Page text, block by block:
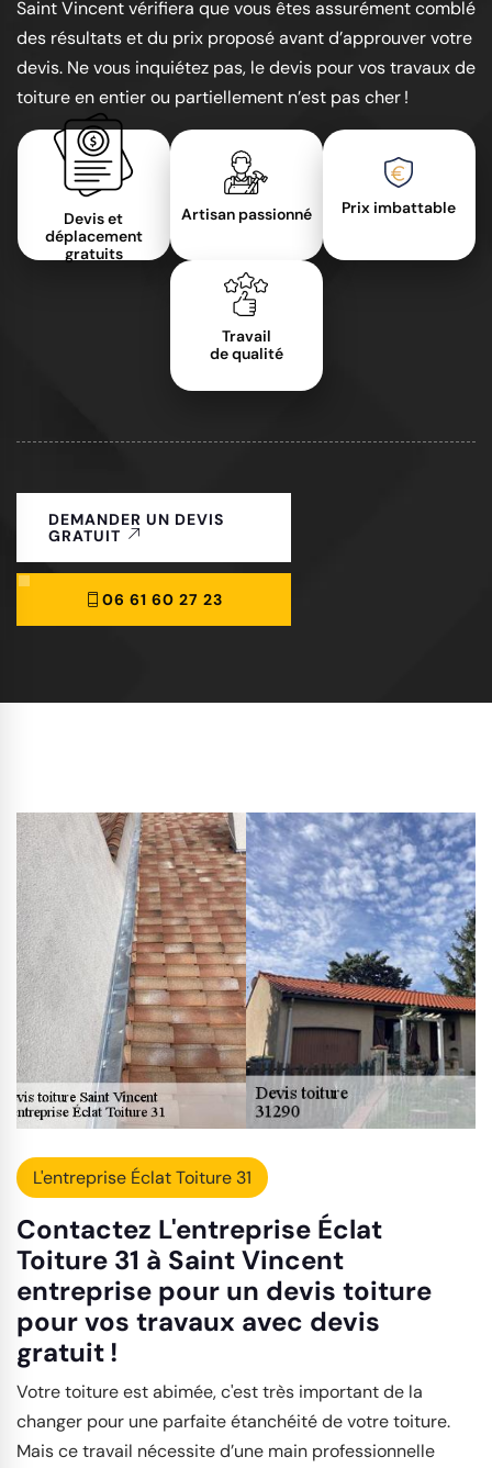
Saint Vincent vérifiera que vous êtes assurément comblé
des résultats et du prix proposé avant d’approuver votre
devis. Ne vous inquiétez pas, le devis pour vos travaux de
toiture en entier ou partiellement n’est pas cher !
Devis et
déplacement
gratuits
Artisan passionné Prix imbattable
Travail
de qualité
DEMANDER UN DEVIS
GRATUIT
06 61 60 27 23
L'entreprise Éclat Toiture 31
Contactez L'entreprise Éclat
Toiture 31 à Saint Vincent
entreprise pour un devis toiture
pour vos travaux avec devis
gratuit !
Votre toiture est abimée, c'est très important de la
changer pour une parfaite étanchéité de votre toiture.
Mais ce travail nécessite d’une main professionnelle